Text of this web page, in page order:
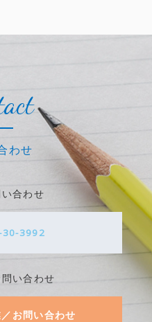
わせ
合わせ
30-3992
い合わせ
お問い合わせ